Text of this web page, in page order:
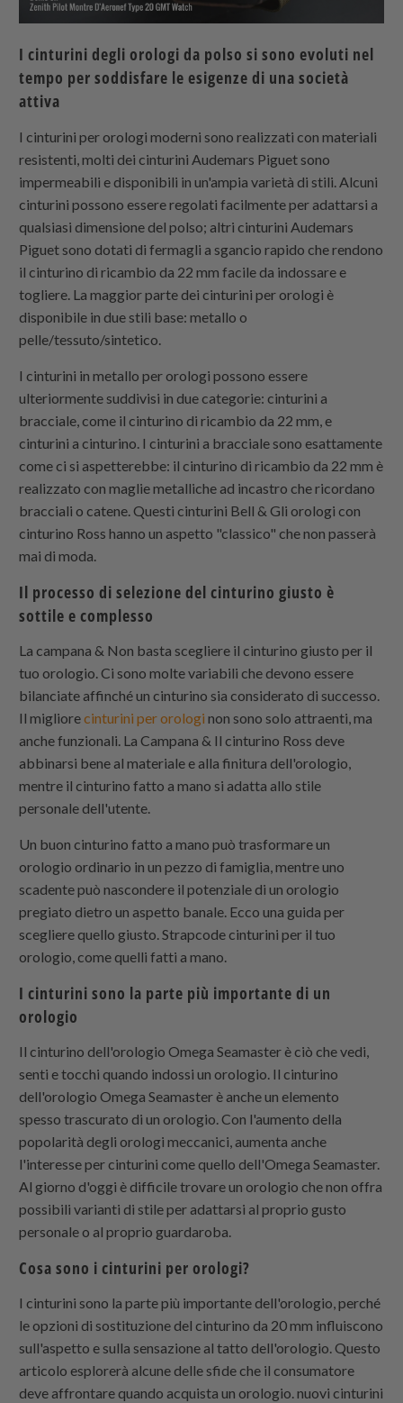
I cinturini degli orologi da polso si sono evoluti nel
tempo per soddisfare le esigenze di una società
attiva
I cinturini per orologi moderni sono realizzati con materiali
resistenti, molti dei cinturini Audemars Piguet sono
impermeabili e disponibili in un'ampia varietà di stili. Alcuni
cinturini possono essere regolati facilmente per adattarsi a
qualsiasi dimensione del polso; altri cinturini Audemars
Piguet sono dotati di fermagli a sgancio rapido che rendono
il cinturino di ricambio da 22 mm facile da indossare e
togliere. La maggior parte dei cinturini per orologi è
disponibile in due stili base: metallo o
pelle/tessuto/sintetico.
I cinturini in metallo per orologi possono essere
ulteriormente suddivisi in due categorie: cinturini a
bracciale, come il cinturino di ricambio da 22 mm, e
cinturini a cinturino. I cinturini a bracciale sono esattamente
come ci si aspetterebbe: il cinturino di ricambio da 22 mm è
realizzato con maglie metalliche ad incastro che ricordano
bracciali o catene. Questi cinturini Bell & Gli orologi con
cinturino Ross hanno un aspetto "classico" che non passerà
mai di moda.
Il processo di selezione del cinturino giusto è
sottile e complesso
La campana & Non basta scegliere il cinturino giusto per il
tuo orologio. Ci sono molte variabili che devono essere
bilanciate affinché un cinturino sia considerato di successo.
Il migliorecinturini per orologi non sono solo attraenti, ma
anche funzionali. La Campana & Il cinturino Ross deve
abbinarsi bene al materiale e alla finitura dell'orologio,
mentre il cinturino fatto a mano si adatta allo stile
personale dell'utente.
Un buon cinturino fatto a mano può trasformare un
orologio ordinario in un pezzo di famiglia, mentre uno
scadente può nascondere il potenziale di un orologio
pregiato dietro un aspetto banale. Ecco una guida per
scegliere quello giusto. Strapcodecinturini per il tuo
orologio, come quelli fatti a mano.
I cinturini sono la parte più importante di un
orologio
Il cinturino dell'orologio Omega Seamaster è ciò che vedi,
senti e tocchi quando indossi un orologio. Il cinturino
dell'orologio Omega Seamaster è anche un elemento
spesso trascurato di un orologio. Con l'aumento della
popolarità degli orologi meccanici, aumenta anche
l'interesse per cinturini come quello dell'Omega Seamaster.
Al giorno d'oggi è difficile trovare un orologio che non offra
possibili varianti di stile per adattarsi al proprio gusto
personale o al proprio guardaroba.
Cosa sono i cinturini per orologi?
I cinturini sono la parte più importante dell'orologio, perché
le opzioni di sostituzione del cinturino da 20 mm influiscono
sull'aspetto e sulla sensazione al tatto dell'orologio. Questo
articolo esplorerà alcune delle sfide che il consumatore
deve affrontare quando acquista un orologio. nuovi cinturini